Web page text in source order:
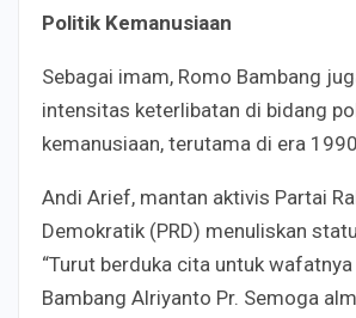
Politik Kemanusiaan
Sebagai imam, Romo Bambang
intensitas keterlibatan di bidang
kemanusiaan, terutama di era
Andi Arief, mantan aktivis Partai
Demokratik (PRD) menuliskan
“Turut berduka cita untuk
Bambang Alriyanto Pr. Semoga